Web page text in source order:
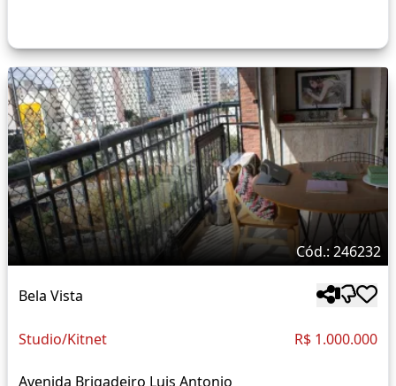
Cód.: 246232
Bela Vista
Studio/Kitnet R$ 1.000.000
Avenida Brigadeiro Luis Antonio